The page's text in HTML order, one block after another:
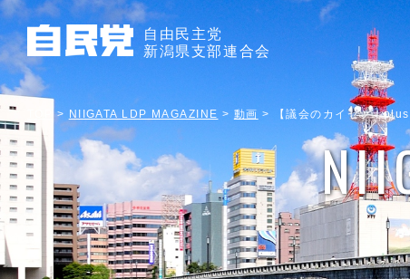
自由民主党
新潟県支部連合会
> NIIGATA LDP MAGAZINE > 動画 > 【議会のカイセツ！